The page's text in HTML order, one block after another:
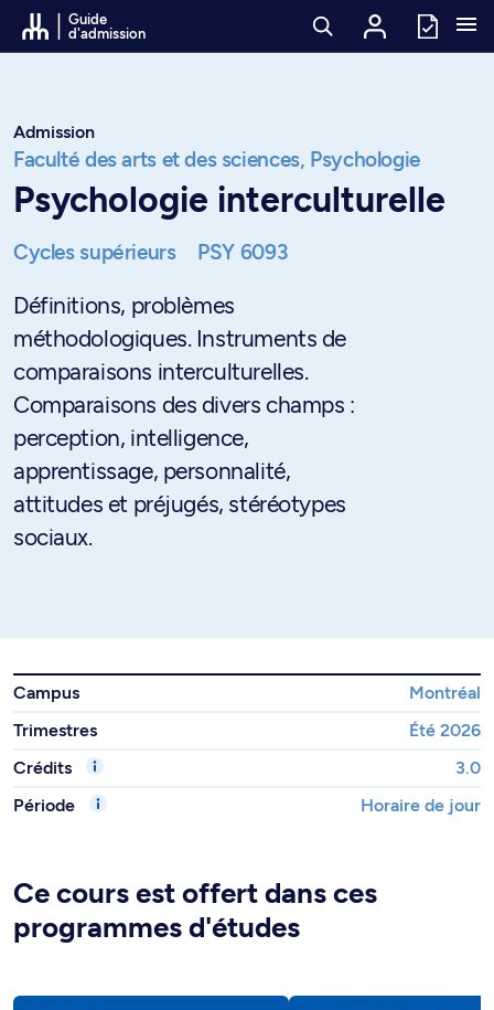
Passer au contenu
Guide
d'admission
Admission
Faculté des arts et des sciences, Psychologie
Psychologie interculturelle
Cycles supérieurs PSY 6093
Définitions, problèmes
méthodologiques. Instruments de
comparaisons interculturelles.
Comparaisons des divers champs :
perception, intelligence,
apprentissage, personnalité,
attitudes et préjugés, stéréotypes
sociaux.
Campus
Montréal
Trimestres
Été 2026
Crédits
3.0
Période
Horaire de jour
Ce cours est offert dans ces
programmes d'études